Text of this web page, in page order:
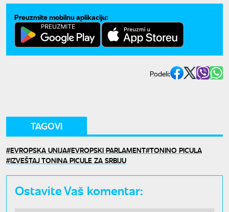
Preuzmite mobilnu aplikaciju:
Podeli:
TAGOVI
EVROPSKA UNIJA EVROPSKI PARLAMENT TONINO PICULA
IZVEŠTAJ TONINA PICULE ZA SRBIJU
Ostavite Vaš komentar: